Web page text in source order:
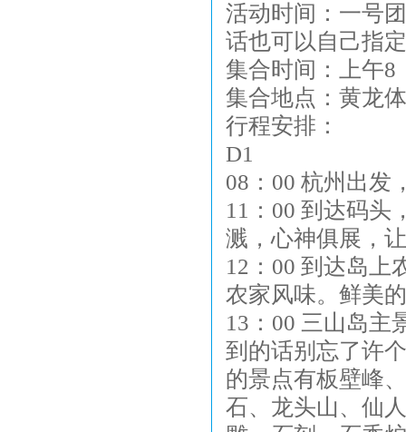
活动时间：一号
话也可以自己指
集合时间：上午8
集合地点：黄龙
行程安排：
D1
08：00 杭州出发
11：00 到达码头
溅，心神俱展，
12：00 到达岛上
农家风味。鲜美
13：00 三山岛主
到的话别忘了许
的景点有板壁峰
石、龙头山、仙